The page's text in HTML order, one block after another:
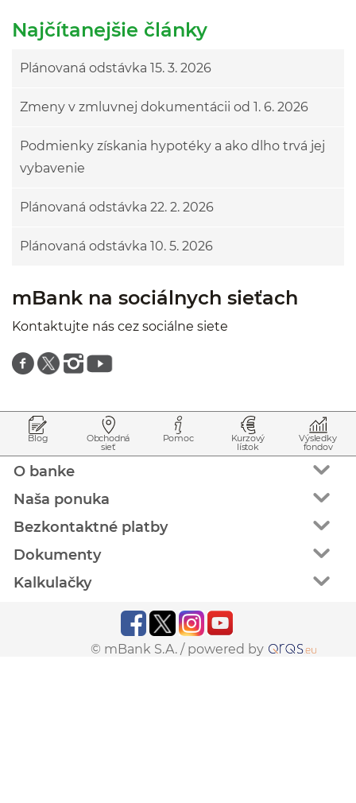
Najčítanejšie články
Plánovaná odstávka 15. 3. 2026
Zmeny v zmluvnej dokumentácii od 1. 6. 2026
Podmienky získania hypotéky a ako dlho trvá jej
vybavenie
Plánovaná odstávka 22. 2. 2026
Plánovaná odstávka 10. 5. 2026
mBank na sociálnych sieťach
Kontaktujte nás cez sociálne siete
Znajdź nas na facebooku
Znajdź nas na twitterze
Znajdź nas na instagramie
Znajdź nas na youtube
Blog Obchodná
sieť
Pomoc Kurzový
lístok
Výsledky
fondov
O banke
Naša ponuka
Bezkontaktné platby
Dokumenty
Kalkulačky
© mBank S.A. / powered by